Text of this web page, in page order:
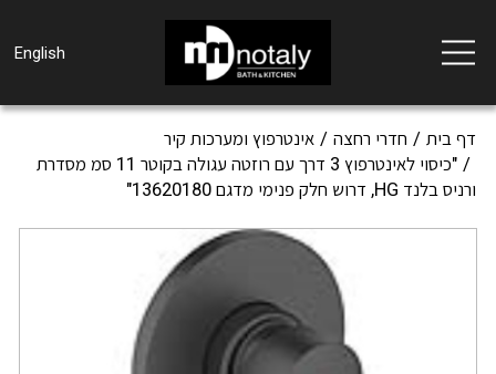
Toggle
navigation
English
דף בית חדרי רחצה
אינטרפוץ ומערכות קיר
"כיסוי לאינטרפוץ 3 דרך עם רוזטה עגולה בקוטר 11 סמ מסדרת
ורניס בלנד HG, דרוש חלק פנימי מדגם 13620180"